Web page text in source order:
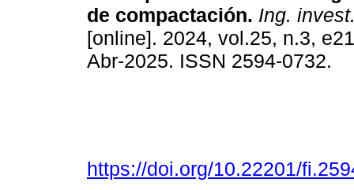
de compactación. Ing.
[online]. 2024, vol.25, n.3,
Abr-2025. ISSN 2594-0732.
https://doi.org/10.22201/